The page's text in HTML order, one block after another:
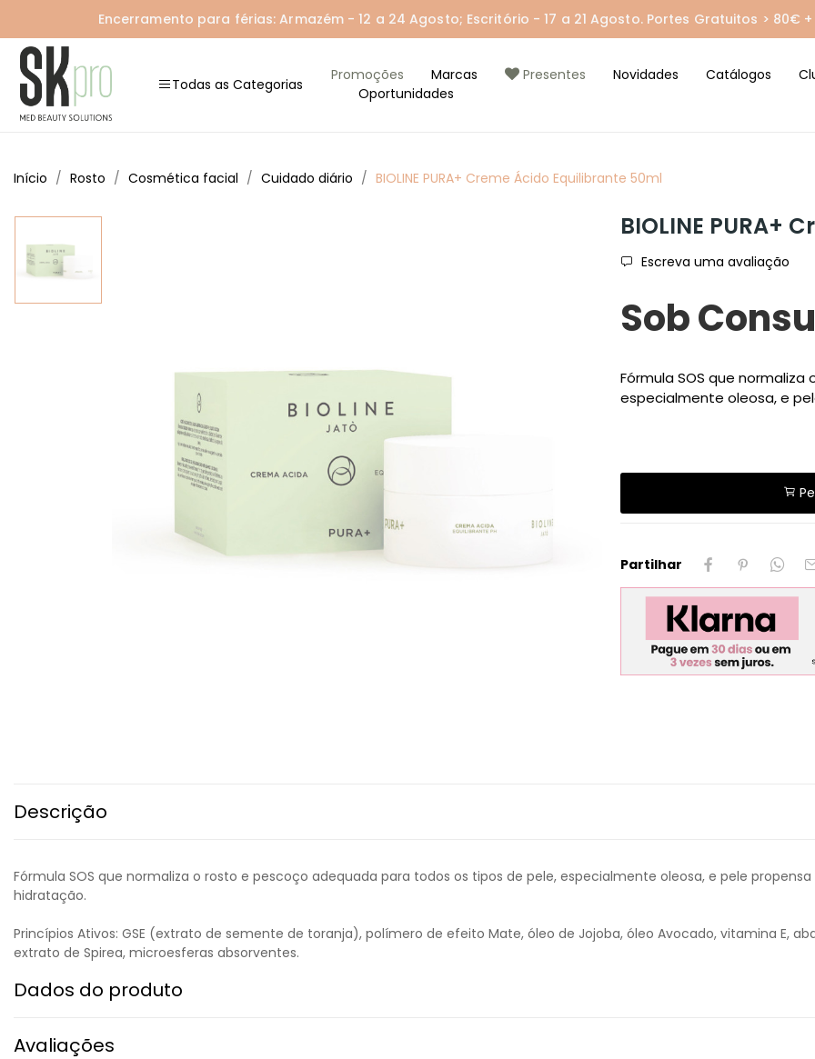
Encerramento para férias: Armazém - 12 a 24 Agosto; Escritório - 17 a 21 Agosto. Portes Gratuitos > 80€
Todas as Categorias
Promoções Marcas Presentes Novidades Catálogos
Oportunidades
Início Rosto Cosmética facial Cuidado diário BIOLINE PURA+ Creme Ácido Equilibrante 50ml
BIOLINE PURA+
Escreva uma avaliação
Sob
Fórmula SOS que
especialmente oleosa, e
Partilhar
Descrição
Fórmula SOS que normaliza o rosto e pescoço adequada para todos os tipos de pele, especialmente oleosa, e pele
hidratação.
Princípios Ativos: GSE (extrato de semente de toranja), polímero de efeito Mate, óleo de Jojoba, óleo Avocado, vitamina E,
extrato de Spirea, microesferas absorventes.
Dados do produto
Avaliações